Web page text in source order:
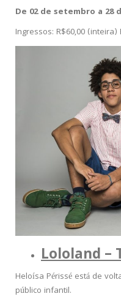
De 02 de setembro a 28
Ingressos: R$60,00 (inteira)
Lololand –
Heloísa Périssé está de
público infantil.